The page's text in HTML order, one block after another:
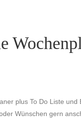
plus To Do Liste und
Wünschen gern